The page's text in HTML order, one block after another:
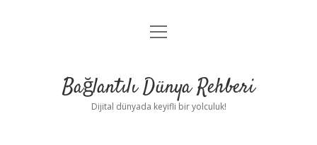
Anasayfa
Yasal Uyarı
menüyü
Bağlantılı Dünya Rehberi
Dijital dünyada keyifli bir yolculuk!